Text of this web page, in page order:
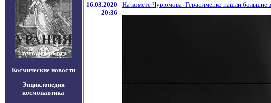
Космические новости
Энциклопедия
космонавтика
16.03.2020
20:36
На комете Чурюмова–Герасименко нашли большие